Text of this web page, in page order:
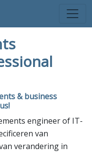
& business
engineer of IT-
van
verandering in